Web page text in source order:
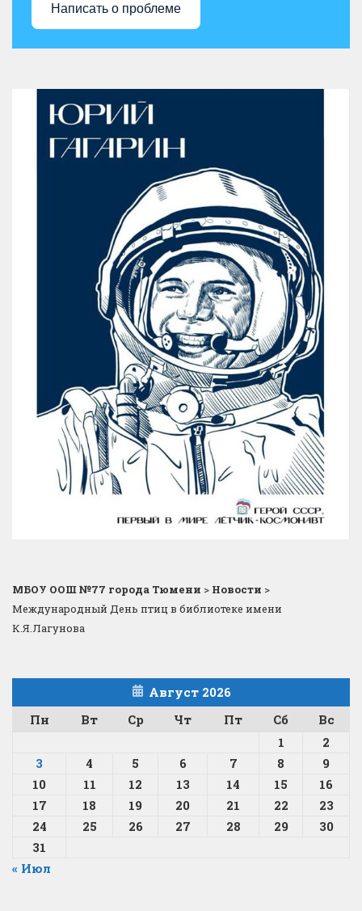
Написать о проблеме
МБОУ ООШ №77 города Тюмени > Новости >
Международный День птиц в библиотеке имени
К.Я.Лагунова
Август 2026
Пн
Вт Ср Чт Пт Сб
Вс
1
2
3
4 5 6 7 8
9
10
11 12 13 14 15
16
17
18 19 20 21 22
23
24
25 26 27 28 29
30
31
« Июл